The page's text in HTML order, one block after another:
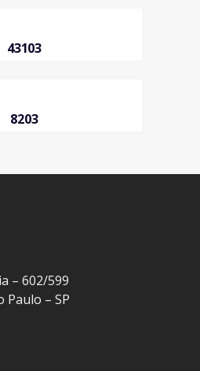
43103
8203
– 602/599
Paulo – SP